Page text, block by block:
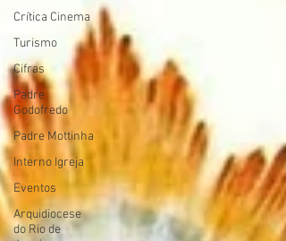
Crítica Cinema
Turismo
Cifras
Padre
Godofredo
Padre Mottinha
Interno Igreja
Eventos
Arquidiocese
do Rio de